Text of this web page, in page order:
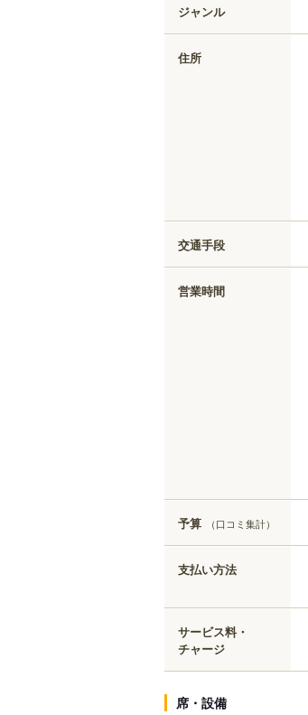
ジャンル
住所
交通手段
営業時間
予算 （口コミ集計）
支払い方法
サービス料・
チャージ
席・設備